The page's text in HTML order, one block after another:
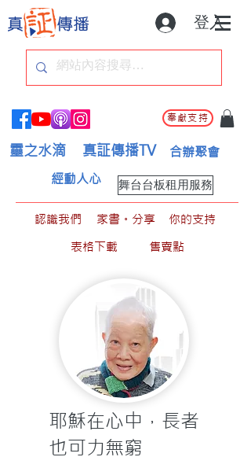
登入
奉獻支持
靈之水滴 真証傳播TV 合辦聚會
舞台台板租用服務
經動人心
認識我們 家書。分享
你的支持
表格下載
售賣點
耶穌在心中，長者
也可力無窮